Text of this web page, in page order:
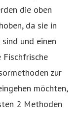
die oben
da sie in
und einen
zur
möchten,
2 Methoden